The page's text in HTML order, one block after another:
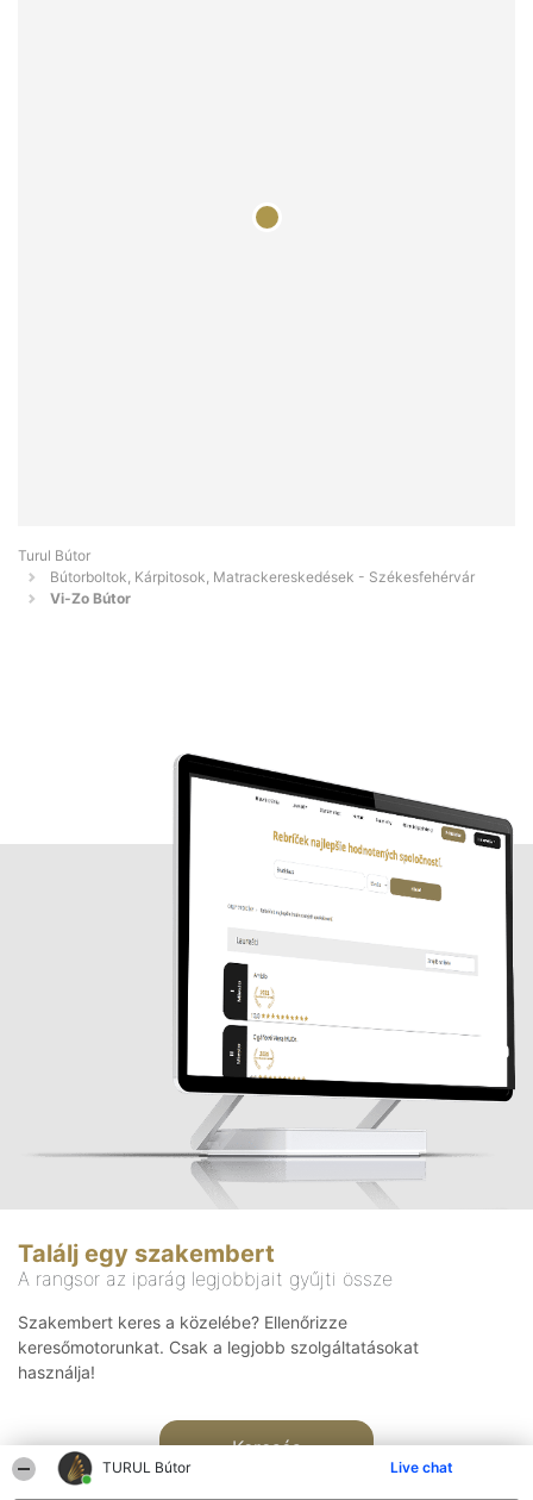
TURUL Bútor Live chat
Turul Bútor
Bútorboltok, Kárpitosok, Matrackereskedések - Székesfehérvár
Vi-Zo Bútor
Találj egy szakembert
A rangsor az iparág legjobbjait gyűjti össze
Szakembert keres a közelébe? Ellenőrizze
keresőmotorunkat. Csak a legjobb szolgáltatásokat
használja!
Keresés